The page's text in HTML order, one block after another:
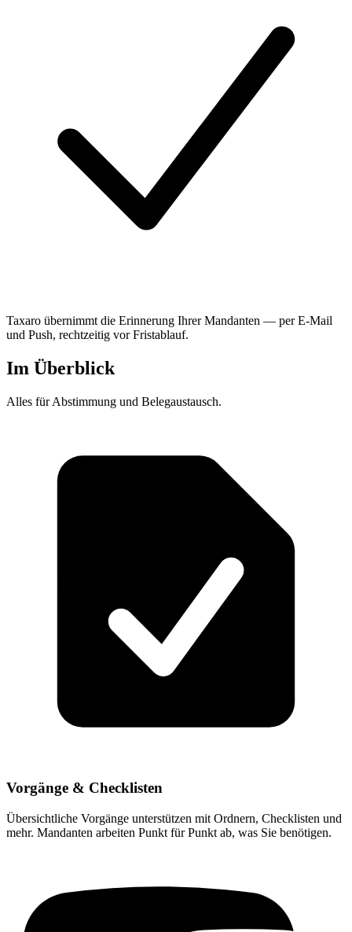
Taxaro übernimmt die Erinnerung Ihrer Mandanten — per E-Mail
und Push, rechtzeitig vor Fristablauf.
Im Überblick
Alles für Abstimmung und Belegaustausch.
Vorgänge & Checklisten
Übersichtliche Vorgänge unterstützen mit Ordnern, Checklisten und
mehr. Mandanten arbeiten Punkt für Punkt ab, was Sie benötigen.